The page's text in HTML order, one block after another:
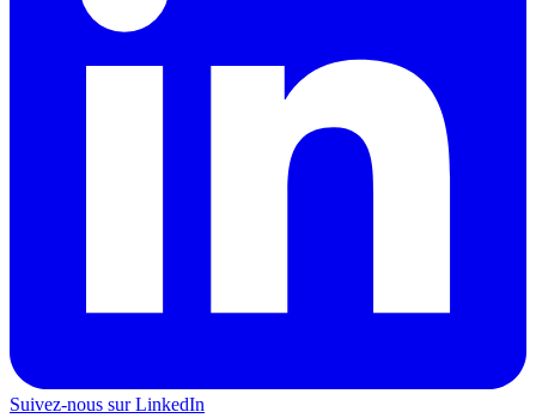
Suivez-nous sur LinkedIn